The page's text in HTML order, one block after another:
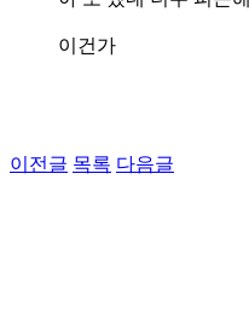
이건가
이전글 목록 다음글